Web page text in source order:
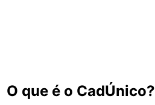
O que é o CadÚnico?